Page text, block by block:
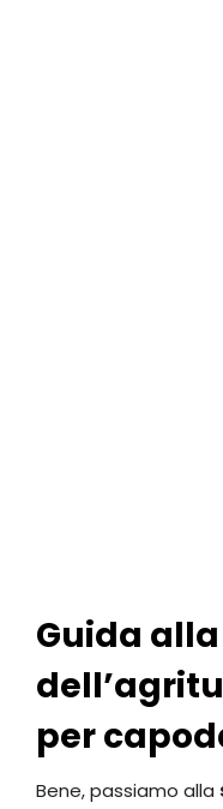
Guida
per
Bene, passiamo alla